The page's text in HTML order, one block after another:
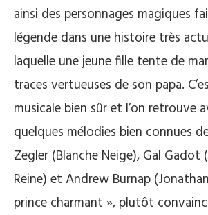
ainsi des personnages magiques
légende dans une histoire très
laquelle une jeune fille tente de
traces vertueuses de son papa.
musicale bien sûr et l’on retrouve
quelques mélodies bien connues
Zegler (Blanche Neige), Gal Gadot
Reine) et Andrew Burnap
prince charmant », plutôt